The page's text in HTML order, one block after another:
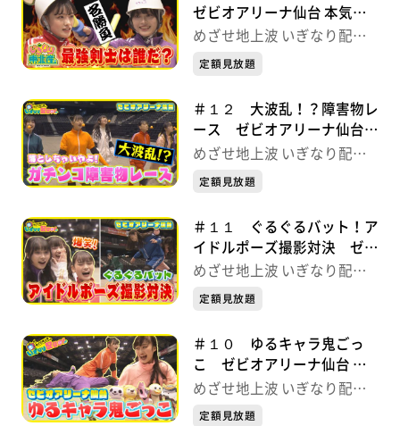
ゼビオアリーナ仙台 本気の
５番勝負 めざせ地上波 い
めざせ地上波 いぎなり配信
中！
定額見放題
＃１２ 大波乱！？障害物レ
ース ゼビオアリーナ仙台
本気の５番勝負 めざせ地上
めざせ地上波 いぎなり配信
中！
定額見放題
＃１１ ぐるぐるバット！ア
イドルポーズ撮影対決 ゼビ
オアリーナ仙台 本気の５番
り配信中！
めざせ地上波 いぎなり配信
中！
定額見放題
＃１０ ゆるキャラ鬼ごっ
こ ゼビオアリーナ仙台 本
気の５番勝負 めざせ地上波
めざせ地上波 いぎなり配信
中！
定額見放題